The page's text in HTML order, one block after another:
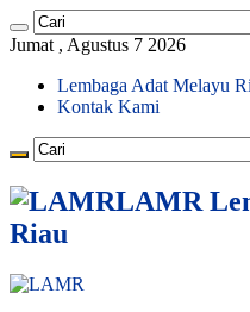
Jumat , Agustus 7 2026
Lembaga Adat Melayu
Kontak Kami
LAMR
Riau